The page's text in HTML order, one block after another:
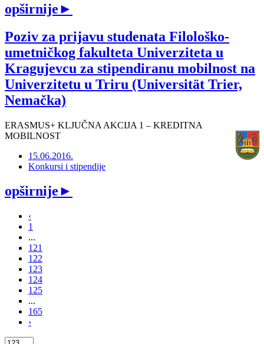
opširnije►
Poziv za prijavu studenata Filološko-
umetničkog fakulteta Univerziteta u
Kragujevcu za stipendiranu mobilnost na
Univerzitetu u Triru (Universität Trier,
Nemačka)
ERASMUS+ KLJUČNA AKCIJA 1 – KREDITNA
MOBILNOST
15.06.2016.
Konkursi i stipendije
opširnije►
‹
1
...
121
122
123
124
125
...
165
›